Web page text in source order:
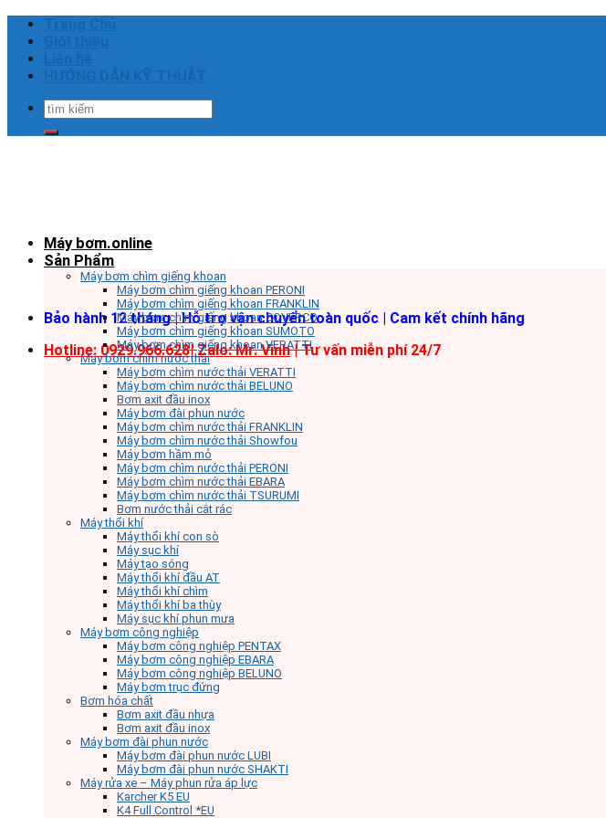
Skip
content
Tìm
Bảo hành 12 tháng | Hỗ trợ vận chuyển toàn quốc | Cam kết chính hãng
Hotline: 0929.966.628|Zalo: Mr. Vinh| Tư vấn miễn phí 24/7
Máy bơm.online
Sản Phẩm
Máy bơm chìm giếng khoan
Máy bơm chìm giếng khoan PERONI
Máy bơm chìm giếng khoan FRANKLIN
Máy bơm chìm giếng khoan COVERCO
Máy bơm chìm giếng khoan SUMOTO
Máy bơm chìm giếng khoan VERATTI
Máy bơm chìm nước thải
Máy bơm chìm nước thải VERATTI
Máy bơm chìm nước thải BELUNO
Bơm axit đầu inox
Máy bơm đài phun nước
Máy bơm chìm nước thải FRANKLIN
Máy bơm chìm nước thải Showfou
Máy bơm hầm mỏ
Máy bơm chìm nước thải PERONI
Máy bơm chìm nước thải EBARA
Máy bơm chìm nước thải TSURUMI
Bơm nước thải cắt rác
Máy thổi khí
Máy thổi khí con sò
Máy sục khí
Máy tạo sóng
Máy thổi khí đầu AT
Máy thổi khí chìm
Máy thổi khí ba thùy
Máy sục khí phun mưa
Máy bơm công nghiệp
Máy bơm công nghiệp PENTAX
Máy bơm công nghiệp EBARA
Máy bơm công nghiệp BELUNO
Máy bơm trục đứng
Bơm hóa chất
Bơm axit đầu nhựa
Bơm axit đầu inox
Máy bơm đài phun nước
Máy bơm đài phun nước LUBI
Máy bơm đài phun nước SHAKTI
Máy rửa xe – Máy phun rửa áp lực
Karcher K5 EU
K4 Full Control *EU